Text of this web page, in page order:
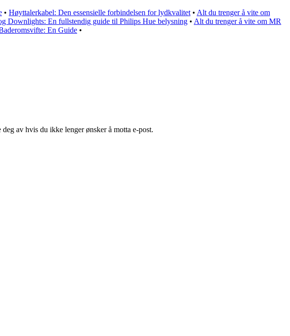
• Høyttalerkabel: Den essensielle forbindelsen for lydkvalitet• Alt du trenger å vite om
Downlights: En fullstendig guide til Philips Hue belysning • Alt du trenger å vite om MR
En Guide •
av hvis du ikke lenger ønsker å motta e-post.